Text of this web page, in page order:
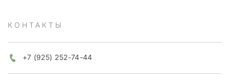
КОНТАКТЫ
+7 (925) 252-74-44